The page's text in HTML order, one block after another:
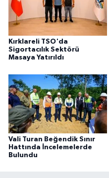
Kırklareli TSO'da
Sigortacılık Sektörü
Masaya Yatırıldı
Vali Turan Beğendik Sınır
Hattında İncelemelerde
Bulundu